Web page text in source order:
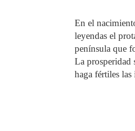
En el
leyendas el
península que
La prosperidad
haga fértiles